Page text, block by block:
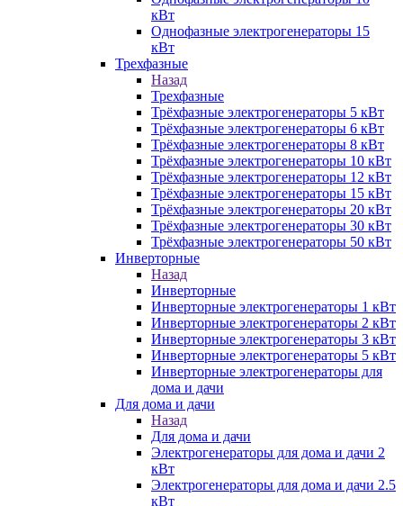
кВт
Однофазные электрогенераторы 15
кВт
Трехфазные
Назад
Трехфазные
Трёхфазные электрогенераторы 5 кВт
Трёхфазные электрогенераторы 6 кВт
Трёхфазные электрогенераторы 8 кВт
Трёхфазные электрогенераторы 10 кВт
Трёхфазные электрогенераторы 12 кВт
Трёхфазные электрогенераторы 15 кВт
Трёхфазные электрогенераторы 20 кВт
Трёхфазные электрогенераторы 30 кВт
Трёхфазные электрогенераторы 50 кВт
Инверторные
Назад
Инверторные
Инверторные электрогенераторы 1 кВт
Инверторные электрогенераторы 2 кВт
Инверторные электрогенераторы 3 кВт
Инверторные электрогенераторы 5 кВт
Инверторные электрогенераторы для
дома и дачи
Для дома и дачи
Назад
Для дома и дачи
Электрогенераторы для дома и дачи 2
кВт
Электрогенераторы для дома и дачи 2.5
кВт